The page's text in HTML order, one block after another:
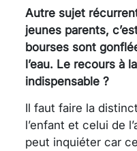
Autre sujet
jeunes parents,
bourses sont
l’eau. Le recours à
indispensable ?
Il faut faire la
l’enfant et celui de
peut inquiéter car